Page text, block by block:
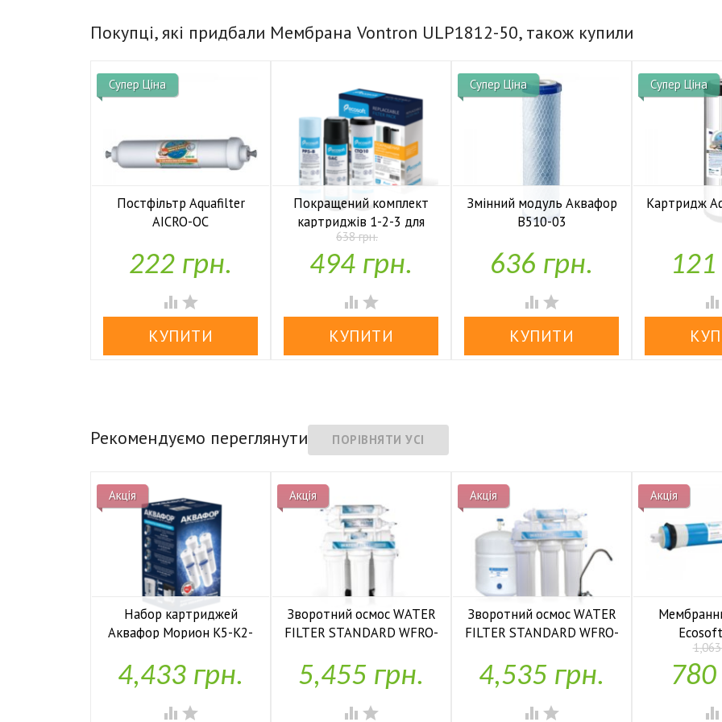
Покупці, які придбали Мембрана Vontron ULP1812-50, також купили
Супер Ціна
Постфільтр Aquafilter
AICRO-QC
У наявності
222 грн.
 
Покращений комплект
картриджів 1-2-3 для
осмосу Ecosoft
 У наявності
638 грн.
494 грн.
 
Супер Ціна
Змінний модуль Аквафор
B510-03
У наявності
636 грн.
 
Супер Ціна
Картридж
121

Рекомендуємо переглянути
Акція
Набор картриджей
Аквафор Морион К5-К2-
 У наявності
4,433 грн.
 
Акція
Зворотний осмос WATER
FILTER STANDARD WFRO-
 У наявності
5,455 грн.
 
Акція
Зворотний осмос WATER
FILTER STANDARD WFRO-
 У наявності
4,535 грн.
 
Акція
У
780
